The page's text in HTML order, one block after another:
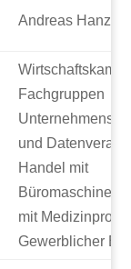
Andreas Hanzl
Fachgruppen
und
Handel mit
Büromaschinen,
mit
Gewerblicher